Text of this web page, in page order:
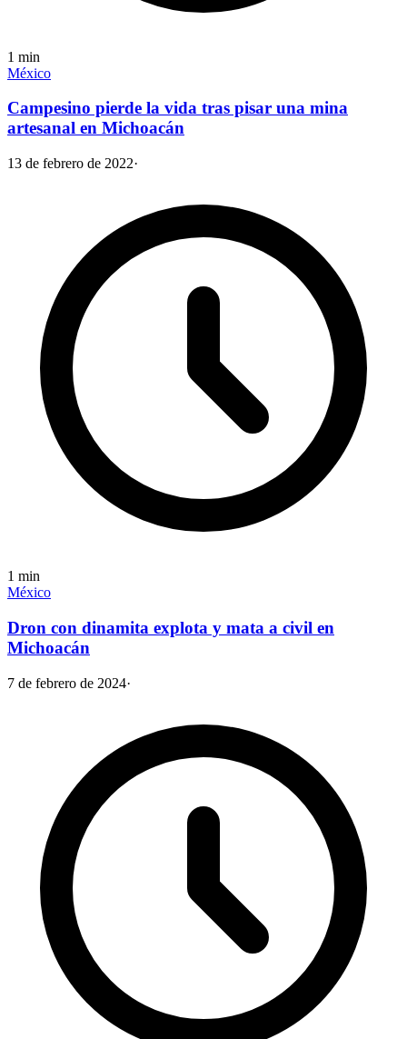
1 min
México
Campesino pierde la vida tras pisar una mina
artesanal en Michoacán
13 de febrero de 2022·
1 min
México
Dron con dinamita explota y mata a civil en
Michoacán
7 de febrero de 2024·